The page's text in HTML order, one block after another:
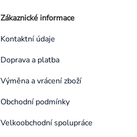
Zákaznické informace
Kontaktní údaje
Doprava a platba
Výměna a vrácení zboží
Obchodní podmínky
Velkoobchodní spolupráce